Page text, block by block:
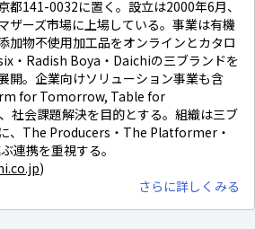
都141-0032に置く。設立は2000年6月、
ザーズ市場に上場している。事業は有機
加物不使用加工品をオンラインとカタロ
・Radish Boya・Daichiの三ブランドを
開。企業向けソリューション事業も含
for Tomorrow, Table for
社会課題解決を目的とする。組織は三ブ
、The Producers・The Platformer・
連携を重視する。
)
さらに詳しくみる